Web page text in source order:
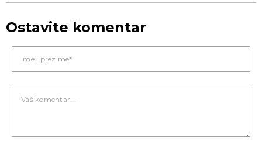
Ostavite komentar